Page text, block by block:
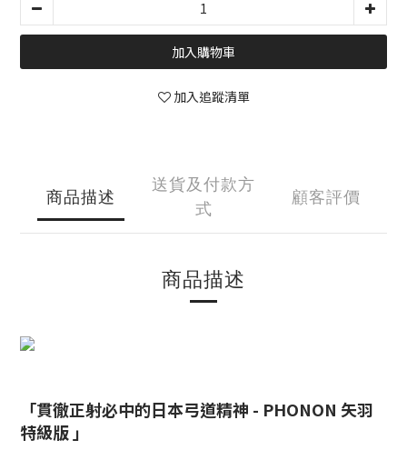
加入購物車
加入追蹤清單
商品描述
送貨及付款方
式
顧客評價
商品描述
「貫徹正射必中的日本弓道精神 - PHONON 矢羽
特級版 」